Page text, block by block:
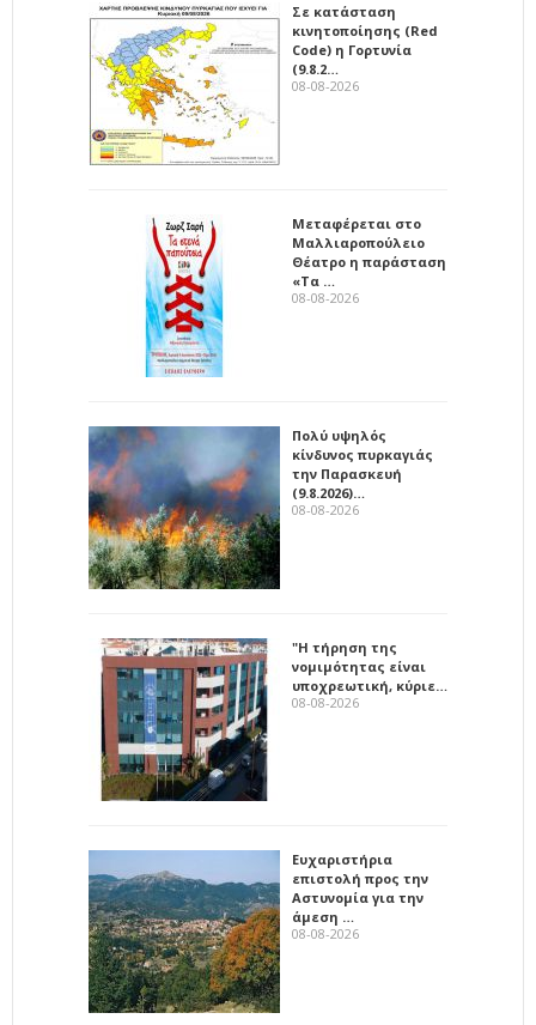
Σε κατάσταση
κινητοποίησης (Red
Code) η Γορτυνία
(9.8.2…
08-08-2026
Μεταφέρεται στο
Μαλλιαροπούλειο
Θέατρο η παράσταση
«Τα …
08-08-2026
Πολύ υψηλός
κίνδυνος πυρκαγιάς
την Παρασκευή
(9.8.2026)…
08-08-2026
"Η τήρηση της
νομιμότητας είναι
υποχρεωτική, κύριε…
08-08-2026
Ευχαριστήρια
επιστολή προς την
Αστυνομία για την
άμεση …
08-08-2026